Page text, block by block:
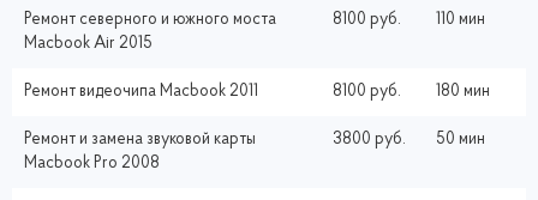
Ремонт северного и южного моста
Macbook Air 2015
8100 руб. 110 мин
Ремонт видеочипа Macbook 2011 8100 руб. 180 мин
Ремонт и замена звуковой карты
Macbook Pro 2008
3800 руб. 50 мин